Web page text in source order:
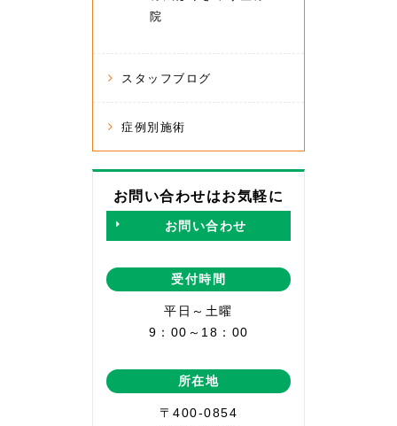
院
スタッフブログ
症例別施術
お問い合わせはお気軽に
お問い合わせ
受付時間
平日～土曜
9：00～18：00
所在地
〒400-0854